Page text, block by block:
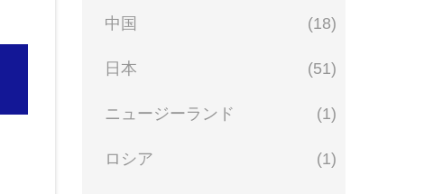
中国 (18)
日本 (51)
ニュージーランド (1)
ロシア (1)